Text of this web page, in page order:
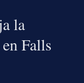
la
Falls